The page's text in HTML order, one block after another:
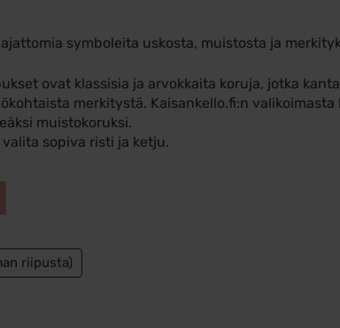
symboleita uskosta, muistosta ja
ovat klassisia ja arvokkaita koruja, jotka
merkitystä. Kaisankello.fi:n
muistokoruksi.
sopiva risti ja ketju.
riipusta)